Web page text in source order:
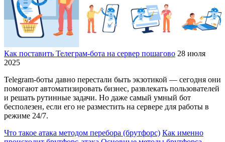
Как поставить Телеграм-бота на сервер пошагово 28 июля
2025
Telegram-боты давно перестали быть экзотикой — сегодня они
помогают автоматизировать бизнес, развлекать пользователей
и решать рутинные задачи. Но даже самый умный бот
бесполезен, если его не разместить на сервере для работы в
режиме 24/7.
Что такое атака методом перебора (брутфорс) Как именно